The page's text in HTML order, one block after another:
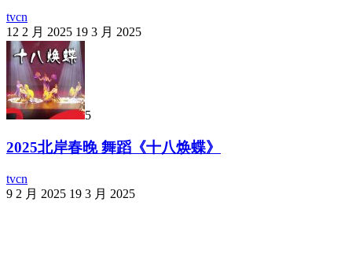
tvcn
12 2 月 2025 19 3 月 2025
5
2025北岸春晚 舞蹈《十八焕蝶》
tvcn
9 2 月 2025 19 3 月 2025